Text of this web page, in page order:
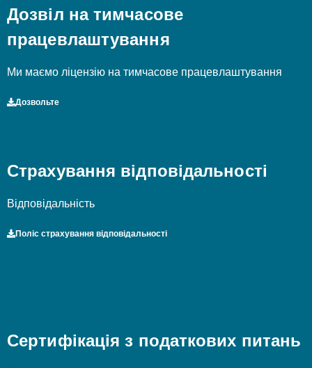
Дозвіл на тимчасове
працевлаштування
Ми маємо ліцензію на тимчасове працевлаштування
Дозвольте
Страхування відповідальності
Відповідальність
Поліс страхування відповідальності
Сертифікація з податкових питань